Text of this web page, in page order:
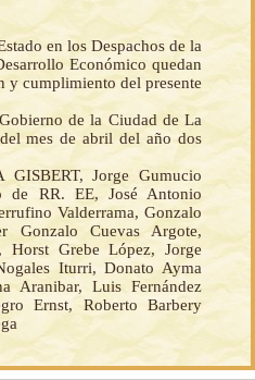
en los Despachos de la
Económico quedan
y cumplimiento del presente
de la Ciudad de La
mes de abril del año dos
Jorge Gumucio
de RR. EE, José Antonio
Valderrama, Gonzalo
Gonzalo Cuevas Argote,
Horst Grebe López, Jorge
Iturri, Donato Ayma
Aranibar, Luis Fernández
Ernst, Roberto Barbery